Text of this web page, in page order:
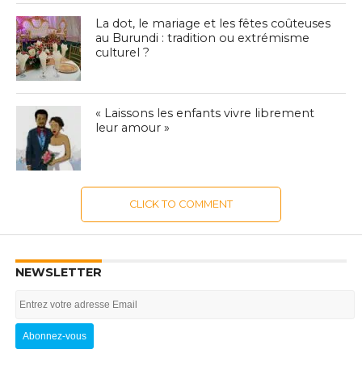
La dot, le mariage et les fêtes coûteuses
au Burundi : tradition ou extrémisme
culturel ?
« Laissons les enfants vivre librement
leur amour »
CLICK TO COMMENT
NEWSLETTER